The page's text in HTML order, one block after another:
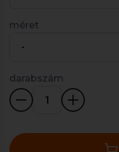
méret
-
darabszám